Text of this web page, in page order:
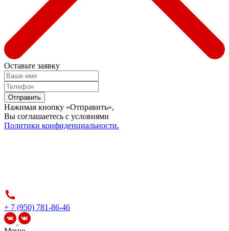
Оставьте заявку
Отправить
Нажимая кнопку «Отправить»,
Вы соглашаетесь c условиями
Политики конфиденциальности.
+ 7 (950) 781-86-46